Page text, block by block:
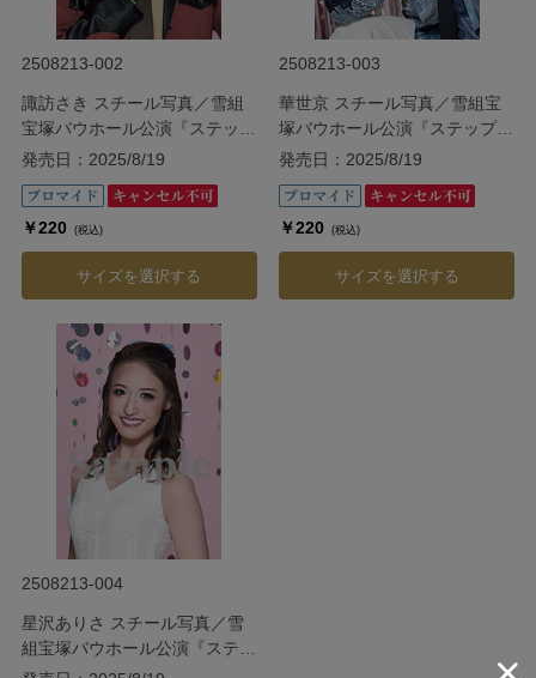
2508213-002
諏訪さき スチール写真／雪組
宝塚バウホール公演『ステッ
プ・バイ・ミー』
発売日：2025/8/19
￥220 (税込)
サイズを選択する
2508213-003
華世京 スチール写真／雪組宝
塚バウホール公演『ステップ・
バイ・ミー』
発売日：2025/8/19
￥220 (税込)
サイズを選択する
2508213-004
星沢ありさ スチール写真／雪
組宝塚バウホール公演『ステッ
プ・バイ・ミー』